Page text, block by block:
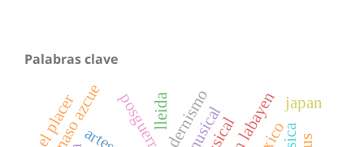
Palabras clave
modernismo
dámaso azcueposguerra
lleida japan
el placer